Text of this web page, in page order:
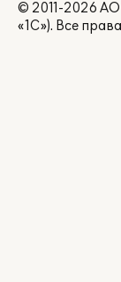
© 2011-2026
«1С»). Все